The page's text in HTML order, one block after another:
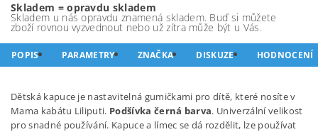
Skladem = opravdu skladem
Skladem u nás opravdu znamená skladem. Buď si můžete
zboží rovnou vyzvednout nebo už zítra může být u Vás.
POPIS PARAMETRY ZNAČKA DISKUZE HODNOCENÍ
Dětská kapuce je nastavitelná gumičkami pro dítě, které nosíte v
Mama kabátu Liliputi. Podšívka černá barva. Univerzální velikost
pro snadné používání. Kapuce a límec se dá rozdělit, lze používat